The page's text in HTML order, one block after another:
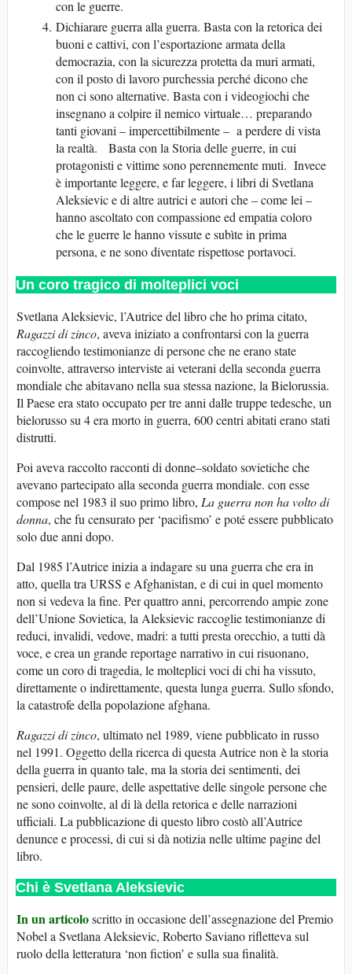
con le guerre.
Dichiarare guerra alla guerra. Basta con la retorica dei
buoni e cattivi, con l’esportazione armata della
democrazia, con la sicurezza protetta da muri armati,
con il posto di lavoro purchessia perché dicono che
non ci sono alternative. Basta con i videogiochi che
insegnano a colpire il nemico virtuale… preparando
tanti giovani – impercettibilmente – a perdere di vista
la realtà. Basta con la Storia delle guerre, in cui
protagonisti e vittime sono perennemente muti. Invece
è importante leggere, e far leggere, i libri di Svetlana
Aleksievic e di altre autrici e autori che – come lei –
hanno ascoltato con compassione ed empatia coloro
che le guerre le hanno vissute e subìte in prima
persona, e ne sono diventate rispettose portavoci.
Un coro tragico di molteplici voci
Svetlana Aleksievic, l’Autrice del libro che ho prima citato,
Ragazzi di zinco, aveva iniziato a confrontarsi con la guerra
raccogliendo testimonianze di persone che ne erano state
coinvolte, attraverso interviste ai veterani della seconda guerra
mondiale che abitavano nella sua stessa nazione, la Bielorussia.
Il Paese era stato occupato per tre anni dalle truppe tedesche, un
bielorusso su 4 era morto in guerra, 600 centri abitati erano stati
distrutti.
Poi aveva raccolto racconti di donne–soldato sovietiche che
avevano partecipato alla seconda guerra mondiale. con esse
compose nel 1983 il suo primo libro, La guerra non ha volto di
donna, che fu censurato per ‘pacifismo’ e poté essere pubblicato
solo due anni dopo.
Dal 1985 l’Autrice inizia a indagare su una guerra che era in
atto, quella tra URSS e Afghanistan, e di cui in quel momento
non si vedeva la fine. Per quattro anni, percorrendo ampie zone
dell’Unione Sovietica, la Aleksievic raccoglie testimonianze di
reduci, invalidi, vedove, madri: a tutti presta orecchio, a tutti dà
voce, e crea un grande reportage narrativo in cui risuonano,
come un coro di tragedia, le molteplici voci di chi ha vissuto,
direttamente o indirettamente, questa lunga guerra. Sullo sfondo,
la catastrofe della popolazione afghana.
Ragazzi di zinco, ultimato nel 1989, viene pubblicato in russo
nel 1991. Oggetto della ricerca di questa Autrice non è la storia
della guerra in quanto tale, ma la storia dei sentimenti, dei
pensieri, delle paure, delle aspettative delle singole persone che
ne sono coinvolte, al di là della retorica e delle narrazioni
ufficiali. La pubblicazione di questo libro costò all’Autrice
denunce e processi, di cui si dà notizia nelle ultime pagine del
libro.
Chi è Svetlana Aleksievic
In un articoloscritto in occasione dell’assegnazione del Premio
Nobel a Svetlana Aleksievic, Roberto Saviano rifletteva sul
ruolo della letteratura ‘non fiction’ e sulla sua finalità.